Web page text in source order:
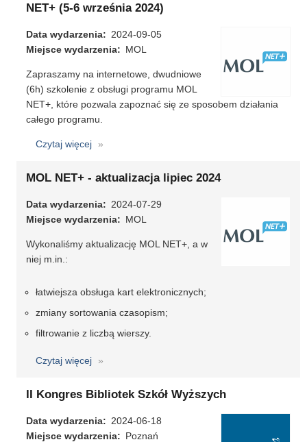
-
aktualizacja
wrzesień
NET+ (5-6 września 2024)
Data wydarzenia
2024-09-05
Miejsce wydarzenia
MOL
Zapraszamy na internetowe, dwudniowe
(6h) szkolenie z obsługi programu MOL
NET+, które pozwala zapoznać się ze sposobem działania
całego programu.
Czytaj więcej
o
szkolenie
obsługi
programu
NET+
września
2024)
MOL NET+ - aktualizacja lipiec 2024
Data wydarzenia
2024-07-29
Miejsce wydarzenia
MOL
Wykonaliśmy aktualizację MOL NET+, a w
niej m.in.:
łatwiejsza obsługa kart elektronicznych;
zmiany sortowania czasopism;
filtrowanie z liczbą wierszy.
Czytaj więcej
o
NET+
aktualizacja
lipiec
II Kongres Bibliotek Szkół Wyższych
Data wydarzenia
2024-06-18
Miejsce wydarzenia
Poznań